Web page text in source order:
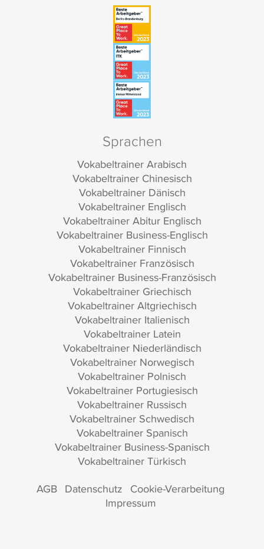
Sprachen
Vokabeltrainer Arabisch
Vokabeltrainer Chinesisch
Vokabeltrainer Dänisch
Vokabeltrainer Englisch
Vokabeltrainer Abitur Englisch
Vokabeltrainer Business-Englisch
Vokabeltrainer Finnisch
Vokabeltrainer Französisch
Vokabeltrainer Business-Französisch
Vokabeltrainer Griechisch
Vokabeltrainer Altgriechisch
Vokabeltrainer Italienisch
Vokabeltrainer Latein
Vokabeltrainer Niederländisch
Vokabeltrainer Norwegisch
Vokabeltrainer Polnisch
Vokabeltrainer Portugiesisch
Vokabeltrainer Russisch
Vokabeltrainer Schwedisch
Vokabeltrainer Spanisch
Vokabeltrainer Business-Spanisch
Vokabeltrainer Türkisch
AGB Datenschutz Cookie-Verarbeitung
Impressum